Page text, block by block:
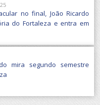
no final, João Ricardo
do Fortaleza e entra em
mira segundo semestre